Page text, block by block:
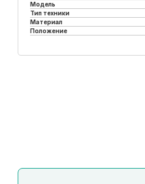
Модель
Тип техники
Материал
Положение